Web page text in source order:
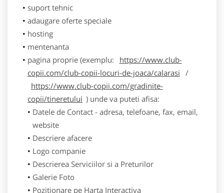
suport tehnic
adaugare oferte speciale
hosting
mentenanta
pagina proprie (exemplu:
https://www.club-
copii.com/club-copii-locuri-de-joaca/calarasi /
https://www.club-copii.com/gradinite-
copii/tineretului ) unde va puteti afisa:
Datele de Contact - adresa, telefoane, fax, email,
website
Descriere afacere
Logo companie
Descrierea Serviciilor si a Preturilor
Galerie Foto
Pozitionare pe Harta Interactiva